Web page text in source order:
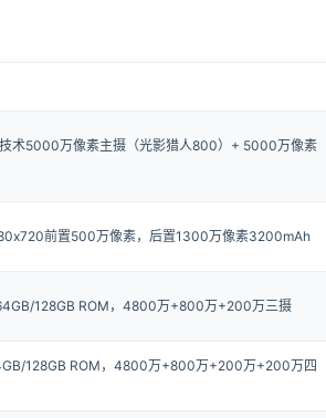
术5000万像素主摄（光影猎人800）+ 5000万像素
前置500万像素，后置1300万像素3200mAh
128GB ROM，4800万+800万+200万三摄
128GB ROM，4800万+800万+200万+200万四